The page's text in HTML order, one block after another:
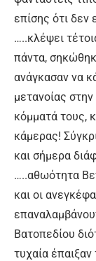
επίσης ότι δεν
…..κλέψει
πάντα,
ανάγκασαν να
μετανοίας
κόμματά τους,
κάμερας!
και σήμερα
…..αθωότητα
και οι
Βατοπεδίου
τυχαία